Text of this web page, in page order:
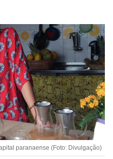
paranaense (Foto: Divulgação)